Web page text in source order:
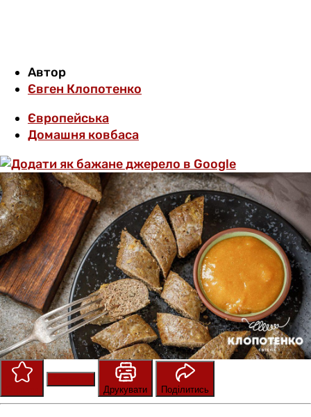
Автор
Євген Клопотенко
Європейська
Домашня ковбаса
Друкувати
Поділитись